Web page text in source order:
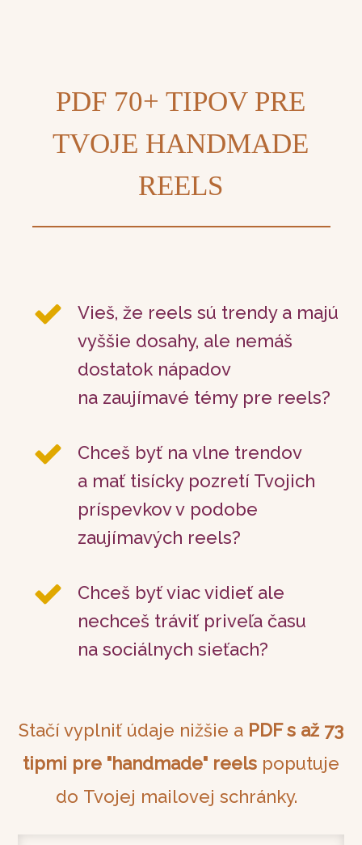
PDF 70+ TIPOV PRE
TVOJE HANDMADE
REELS
Vieš, že reels sú trendy a majú
vyššie dosahy, ale nemáš
dostatok nápadov
na zaujímavé témy pre reels?
Chceš byť na vlne trendov
a mať tisícky pozretí Tvojich
príspevkov v podobe
zaujímavých reels?
Chceš byť viac vidieť ale
nechceš tráviť priveľa času
na sociálnych sieťach?
Stačí vyplniť údaje nižšie a PDF s až 73
tipmi pre "handmade" reels poputuje
do Tvojej mailovej schránky.